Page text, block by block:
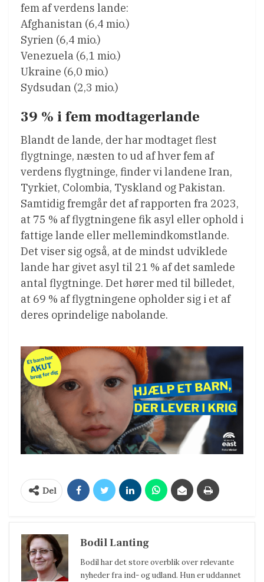
fem af verdens lande:
Afghanistan (6,4 mio.)
Syrien (6,4 mio.)
Venezuela (6,1 mio.)
Ukraine (6,0 mio.)
Sydsudan (2,3 mio.)
39 % i fem modtagerlande
Blandt de lande, der har modtaget flest
flygtninge, næsten to ud af hver fem af
verdens flygtninge, finder vi landene Iran,
Tyrkiet, Colombia, Tyskland og Pakistan.
Samtidig fremgår det af rapporten fra 2023,
at 75 % af flygtningene fik asyl eller ophold i
fattige lande eller mellemindkomstlande.
Det viser sig også, at de mindst udviklede
lande har givet asyl til 21 % af det samlede
antal flygtninge. Det hører med til billedet,
at 69 % af flygtningene opholder sig i et af
deres oprindelige nabolande.
Del
Bodil Lanting
Bodil har det store overblik over relevante
nyheder fra ind- og udland. Hun er uddannet